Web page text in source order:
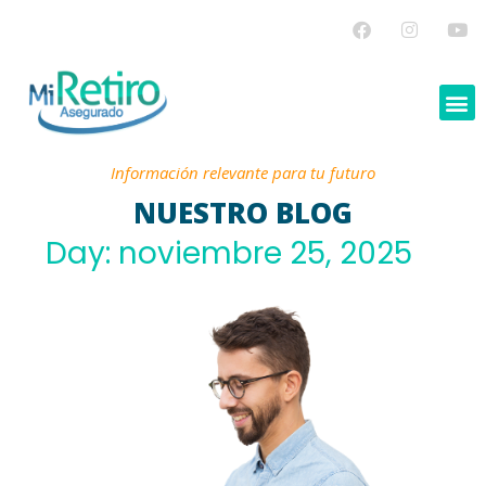
Información relevante para tu futuro
NUESTRO BLOG
Day: noviembre 25, 2025